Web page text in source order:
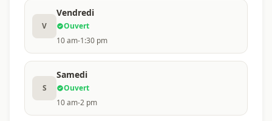
V
Vendredi
Ouvert
10 am-1:30 pm
S
Samedi
Ouvert
10 am-2 pm